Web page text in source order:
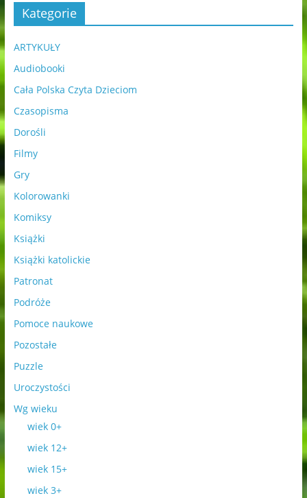
Kategorie
ARTYKUŁY
Audiobooki
Cała Polska Czyta Dzieciom
Czasopisma
Dorośli
Filmy
Gry
Kolorowanki
Komiksy
Książki
Książki katolickie
Patronat
Podróże
Pomoce naukowe
Pozostałe
Puzzle
Uroczystości
Wg wieku
wiek 0+
wiek 12+
wiek 15+
wiek 3+